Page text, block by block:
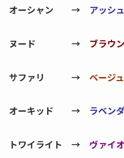
オーシャン → アッシュ
ヌード → ブラウン
サファリ → ベージュ
オーキッド → ラベン
トワイライト → ヴァイ